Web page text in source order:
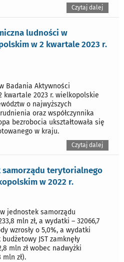
Czytaj dalej
ludności w
w 2 kwartale 2023 r.
Badania Aktywności
kwartale 2023 r. wielkopolskie
o najwyższych
oraz współczynnika
bezrobocia ukształtowała się
w kraju.
Czytaj dalej
samorządu terytorialnego
w 2022 r.
jednostek samorządu
mln zł, a wydatki – 32066,7
wzrosły o 5,0%, a wydatki
JST zamknęły
mln zł wobec nadwyżki
mln zł).